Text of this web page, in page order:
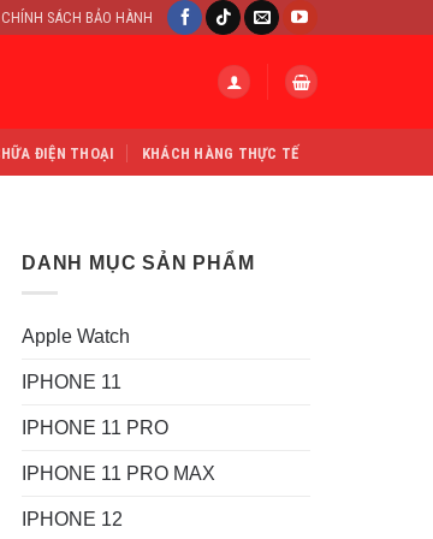
CHÍNH SÁCH BẢO HÀNH
ĐIỆN THOẠI KHÁCH HÀNG THỰC TẾ
DANH MỤC SẢN PHẨM
Apple Watch
IPHONE 11
IPHONE 11 PRO
IPHONE 11 PRO MAX
IPHONE 12